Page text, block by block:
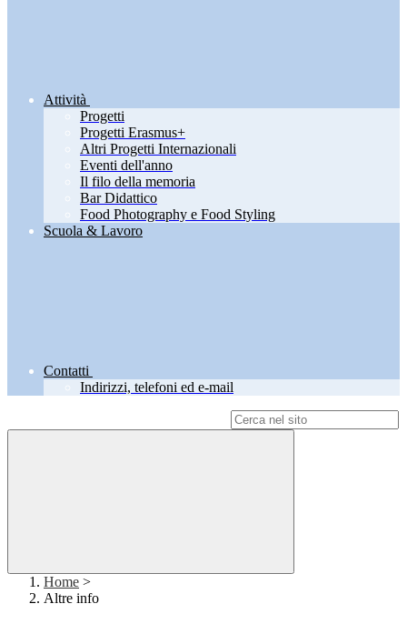
Attività
Progetti
Progetti Erasmus+
Altri Progetti Internazionali
Eventi dell'anno
Il filo della memoria
Bar Didattico
Food Photography e Food Styling
Scuola & Lavoro
Contatti
Indirizzi, telefoni ed e-mail
Home >
Altre info